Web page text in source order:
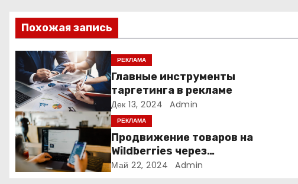
ц
и
я
п
о
з
а
Похожая запись
РЕКЛАМА
Главные инструменты
таргетинга в рекламе
Дек 13, 2024 Admin
РЕКЛАМА
Продвижение товаров на
Wildberries через
Яндекс.Директ в 2024 году:
Май 22, 2024 Admin